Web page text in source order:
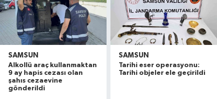
SAMSUN
Alkollü araç kullanmaktan
9 ay hapis cezası olan
şahıs cezaevine
gönderildi
SAMSUN
Tarihi eser operasyonu:
Tarihi objeler ele geçirildi